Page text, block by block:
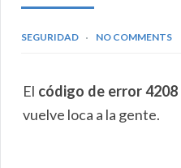
SEGURIDAD NO COMMENTS
El código de error 4208
vuelve loca a la gente.